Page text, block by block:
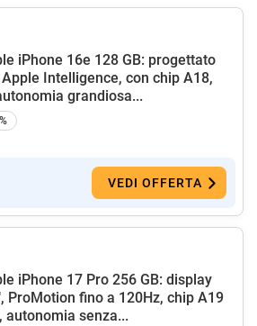
iPhone 16e 128 GB: progettato
Intelligence, con chip A18,
grandiosa...
VEDI OFFERTA
iPhone 17 Pro 256 GB: display
ProMotion fino a 120Hz, chip A19
autonomia senza...